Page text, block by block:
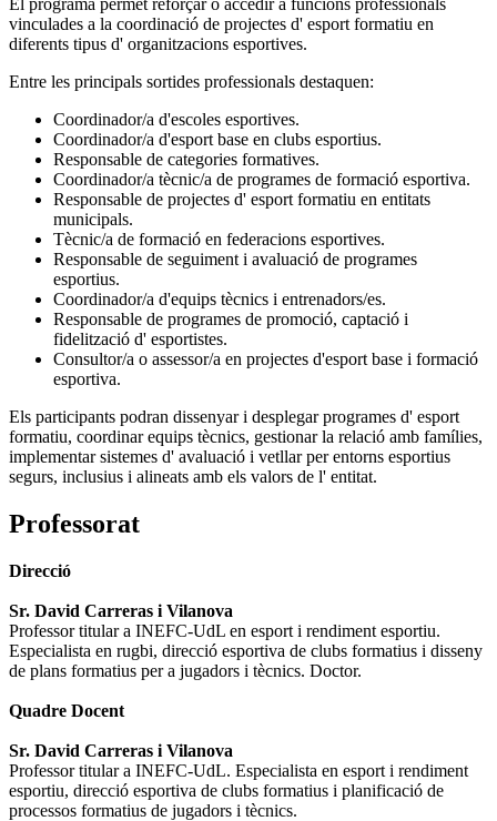
El programa permet reforçar o accedir a funcions professionals
vinculades a la coordinació de projectes d' esport formatiu en
diferents tipus d' organitzacions esportives.
Entre les principals sortides professionals destaquen:
Coordinador/a d'escoles esportives.
Coordinador/a d'esport base en clubs esportius.
Responsable de categories formatives.
Coordinador/a tècnic/a de programes de formació esportiva.
Responsable de projectes d' esport formatiu en entitats
municipals.
Tècnic/a de formació en federacions esportives.
Responsable de seguiment i avaluació de programes
esportius.
Coordinador/a d'equips tècnics i entrenadors/es.
Responsable de programes de promoció, captació i
fidelització d' esportistes.
Consultor/a o assessor/a en projectes d'esport base i formació
esportiva.
Els participants podran dissenyar i desplegar programes d' esport
formatiu, coordinar equips tècnics, gestionar la relació amb famílies,
implementar sistemes d' avaluació i vetllar per entorns esportius
segurs, inclusius i alineats amb els valors de l' entitat.
Professorat
Direcció
Sr. David Carreras i Vilanova
Professor titular a INEFC-UdL en esport i rendiment esportiu.
Especialista en rugbi, direcció esportiva de clubs formatius i disseny
de plans formatius per a jugadors i tècnics. Doctor.
Quadre Docent
Sr. David Carreras i Vilanova
Professor titular a INEFC-UdL. Especialista en esport i rendiment
esportiu, direcció esportiva de clubs formatius i planificació de
processos formatius de jugadors i tècnics.